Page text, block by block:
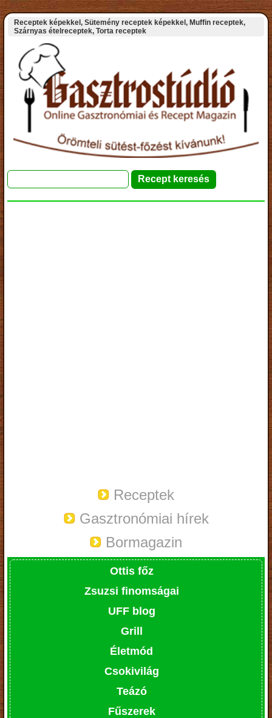
Receptek képekkel, Sütemény receptek képekkel, Muffin receptek,
Szárnyas ételreceptek, Torta receptek
Receptek
Gasztronómiai hírek
Bormagazin
Ottis főz
Zsuzsi finomságai
UFF blog
Grill
Életmód
Csokivilág
Teázó
Fűszerek